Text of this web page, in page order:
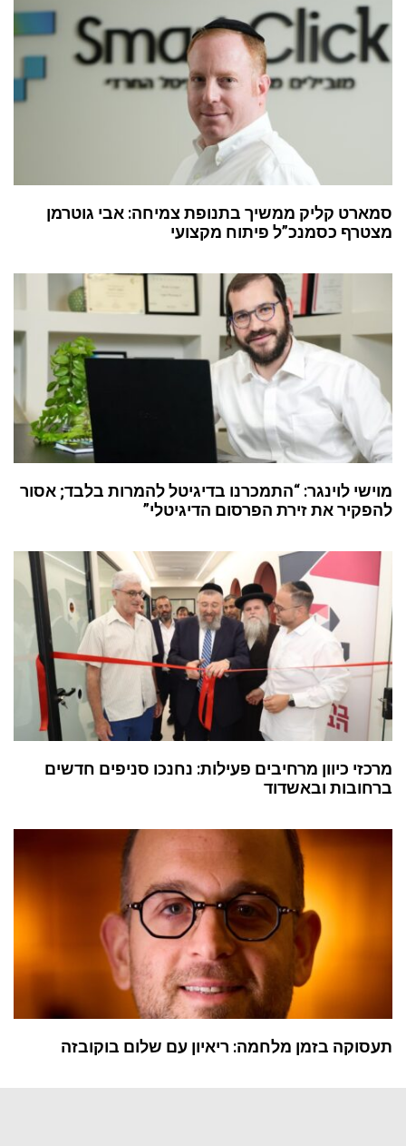
סמארט קליק ממשיך בתנופת צמיחה: אבי גוטרמן
מצטרף כסמנכ”ל פיתוח מקצועי
מוישי לוינגר: “התמכרנו בדיגיטל להמרות בלבד; אסור
להפקיר את זירת הפרסום הדיגיטלי”
מרכזי כיוון מרחיבים פעילות: נחנכו סניפים חדשים
ברחובות ובאשדוד
תעסוקה בזמן מלחמה: ריאיון עם שלום בוקובזה